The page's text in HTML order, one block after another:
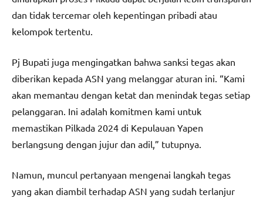
dan tidak tercemar oleh kepentingan pribadi atau
kelompok tertentu.
Pj Bupati juga mengingatkan bahwa sanksi tegas akan
diberikan kepada ASN yang melanggar aturan ini. “Kami
akan memantau dengan ketat dan menindak tegas setiap
pelanggaran. Ini adalah komitmen kami untuk
memastikan Pilkada 2024 di Kepulauan Yapen
berlangsung dengan jujur dan adil,” tutupnya.
Namun, muncul pertanyaan mengenai langkah tegas
yang akan diambil terhadap ASN yang sudah terlanjur